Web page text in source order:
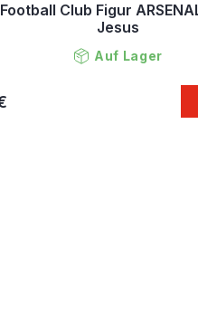
Club Figur
Jesus
Auf Lager